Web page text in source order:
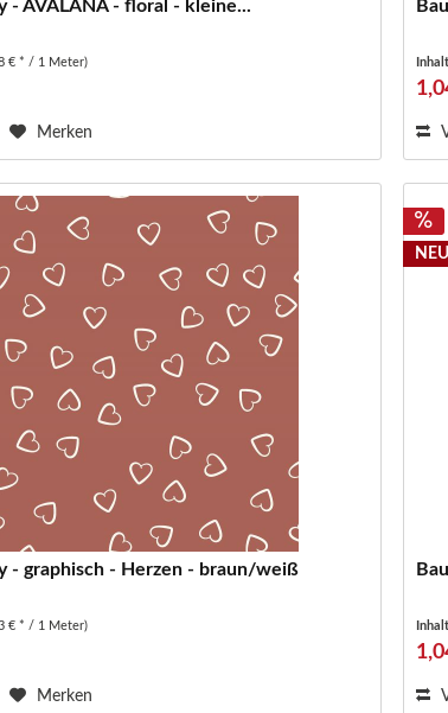
- AVALANA - floral - kleine...
€ * / 1 Meter)
Merken
- graphisch - Herzen - braun/weiß
€ * / 1 Meter)
Merken
NEU